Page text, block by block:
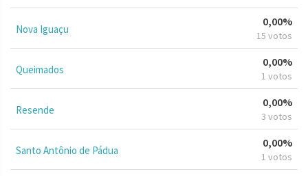
Nova Iguaçu
0,00%
15 votos
Queimados
0,00%
1 votos
Resende
0,00%
3 votos
Santo Antônio de Pádua
0,00%
1 votos